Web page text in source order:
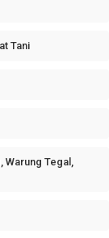
Tani
Warung Tegal,